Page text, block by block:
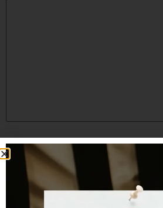
Nom*
Correu electrònic*